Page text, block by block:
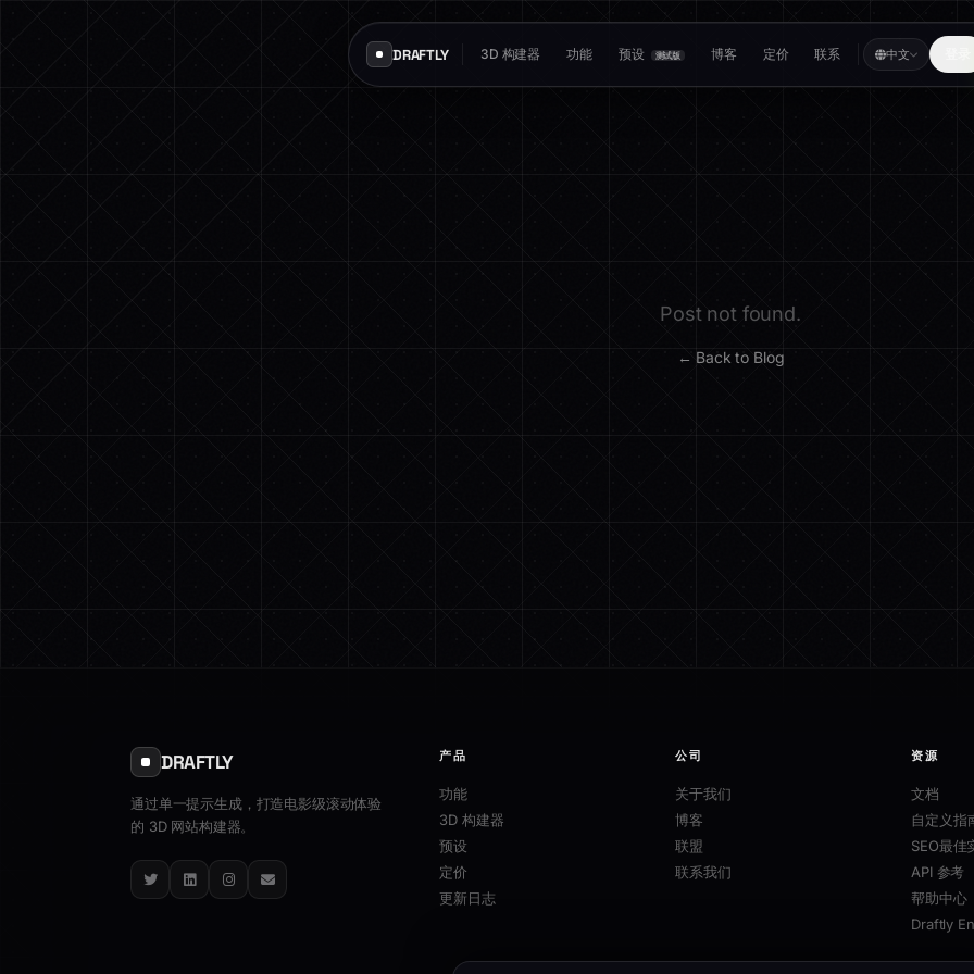
DRAFTLY 3D 构建器 功能 预设 测试版 博客 定价 联系 中文
Post not found.
← Back to Blog
DRAFTLY
通过单一提示生成，打造电影级滚动体验
的 3D 网站构建器。
TwitterLinkedInInstagram
Email
产品
功能
3D 构建器
预设
定价
更新日志
公司
关于我们
博客
联盟
联系我们
资源
文档
自定义指
SEO最佳
API 参考
帮助中心
Draftly